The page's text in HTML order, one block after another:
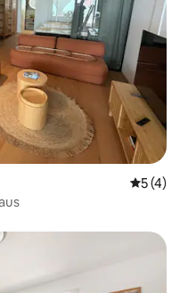
5 ud af 5
5 (4)